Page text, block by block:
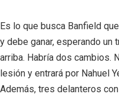
Es lo que busca Banfield
y debe ganar, esperando
arriba. Habría dos cambios.
lesión y entrará por Nahuel
Además, tres delanteros